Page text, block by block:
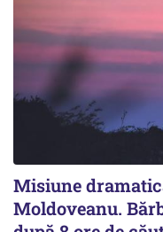
Misiune
Moldoveanu.